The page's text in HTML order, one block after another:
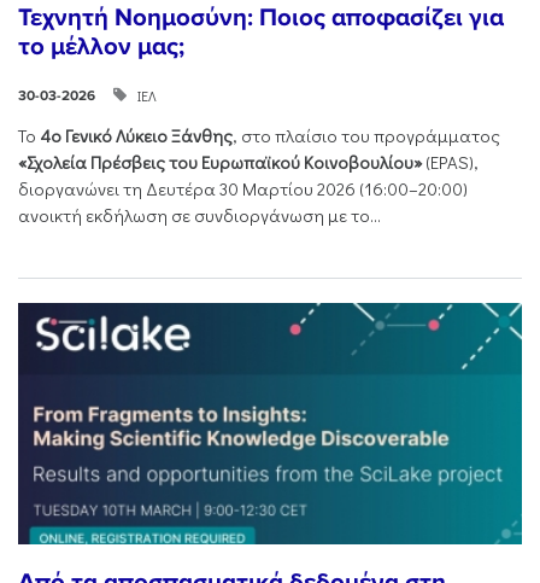
Τεχνητή Νοημοσύνη: Ποιος αποφασίζει για
το μέλλον μας;
30-03-2026 ΙΕΛ
Το 4ο Γενικό Λύκειο Ξάνθης, στο πλαίσιο του προγράμματος
«Σχολεία Πρέσβεις του Ευρωπαϊκού Κοινοβουλίου»(EPAS),
διοργανώνει τη Δευτέρα 30 Μαρτίου 2026 (16:00–20:00)
ανοικτή εκδήλωση σε συνδιοργάνωση με το...